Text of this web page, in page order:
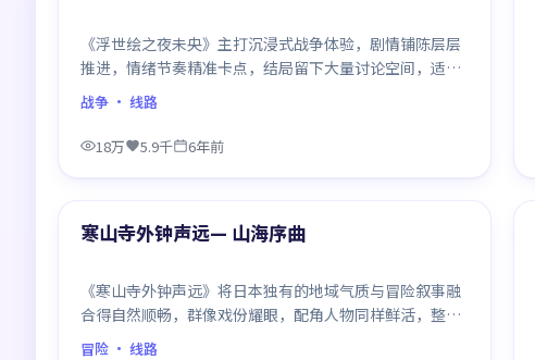
《浮世绘之夜未央》主打沉浸式战争体验，剧情铺陈层层
推进，情绪节奏精准卡点，结局留下大量讨论空间，适合
喜欢慢热好戏的观众。
战争 · 线路
18万 5.9千 6年前
精选
寒山寺外钟声远— 山海序曲
《寒山寺外钟声远》将日本独有的地域气质与冒险叙事融
合得自然顺畅，群像戏份耀眼，配角人物同样鲜活，整部
作品质感扎实。
冒险 · 线路